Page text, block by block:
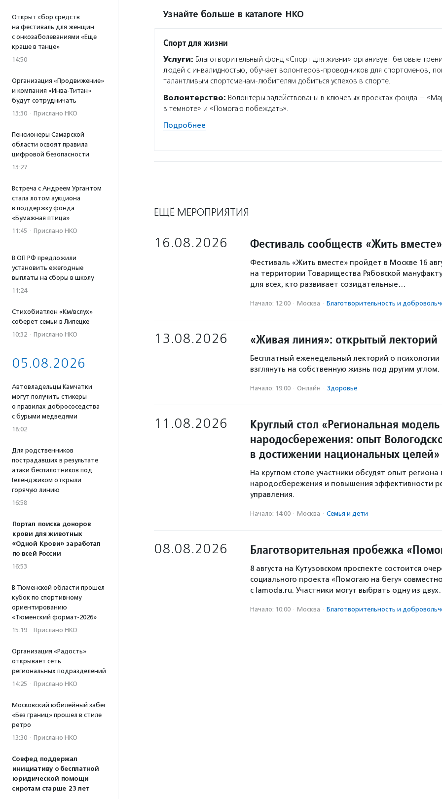
Открыт сбор средств
на фестиваль для женщин
с онкозаболеваниями «Еще
краше в танце»
14:50
Организация «Продвижение»
и компания «Инва-Титан»
будут сотрудничать
13:30 · Прислано НКО
Пенсионеры Самарской
области освоят правила
цифровой безопасности
13:27
Встреча с Андреем Ургантом
стала лотом аукциона
в поддержку фонда
«Бумажная птица»
11:45 · Прислано НКО
В ОП РФ предложили
установить ежегодные
выплаты на сборы в школу
11:24
Стихобиатлон «Км/вслух»
соберет семьи в Липецке
10:32 · Прислано НКО
05.08.2026
Автовладельцы Камчатки
могут получить стикеры
о правилах добрососедства
с бурыми медведями
18:02
Для родственников
пострадавших в результате
атаки беспилотников под
Геленджиком открыли
горячую линию
16:58
Портал поиска доноров
крови для животных
«Одной Крови» заработал
по всей России
16:53
В Тюменской области прошел
кубок по спортивному
ориентированию
«Тюменский формат-2026»
15:19 · Прислано НКО
Организация «Радость»
открывает сеть
региональных подразделений
14:25 · Прислано НКО
Московский юбилейный забег
«Без границ» прошел в стиле
ретро
13:30 · Прислано НКО
Совфед поддержал
инициативу о бесплатной
юридической помощи
сиротам старше 23 лет
Узнайте больше в каталоге НКО
Спорт для жизни
Услуги: Благотворительный фонд «Спорт для жизни» организует беговые
людей с инвалидностью, обучает волонтеров-проводников для спортсменов,
талантливым спортсменам-любителям добиться успехов в спорте.
Волонтерство: Волонтеры задействованы в ключевых проектах фонда —
в темноте» и «Помогаю побеждать».
Подробнее
ЕЩЁ МЕРОПРИЯТИЯ
16.08.2026 Фестиваль сообществ «Жить вместе»
Фестиваль «Жить вместе» пройдет в Москве 16
на территории Товарищества Рябовской
для всех, кто развивает созидательные…
Начало: 12:00 · Москва · Благотвори­тель­ность и
13.08.2026 «Живая линия»: открытый лекторий
Бесплатный еженедельный лекторий о
взглянуть на собственную жизнь под другим углом.
Начало: 19:00 · Онлайн · Здоровье
11.08.2026
Круглый стол «Региональная модель
народосбережения: опыт
в достижении национальных целей»
На круглом столе участники обсудят опыт региона
народосбережения и повышения эффективности
управления.
Начало: 14:00 · Москва · Семья и дети
08.08.2026 Благотворительная пробежка
8 августа на Кутузовском проспекте состоится
социального проекта «Помогаю на бегу» совместно
с lamoda.ru. Участники могут выбрать одну из
Начало: 10:00 · Москва · Благотвори­тель­ность и